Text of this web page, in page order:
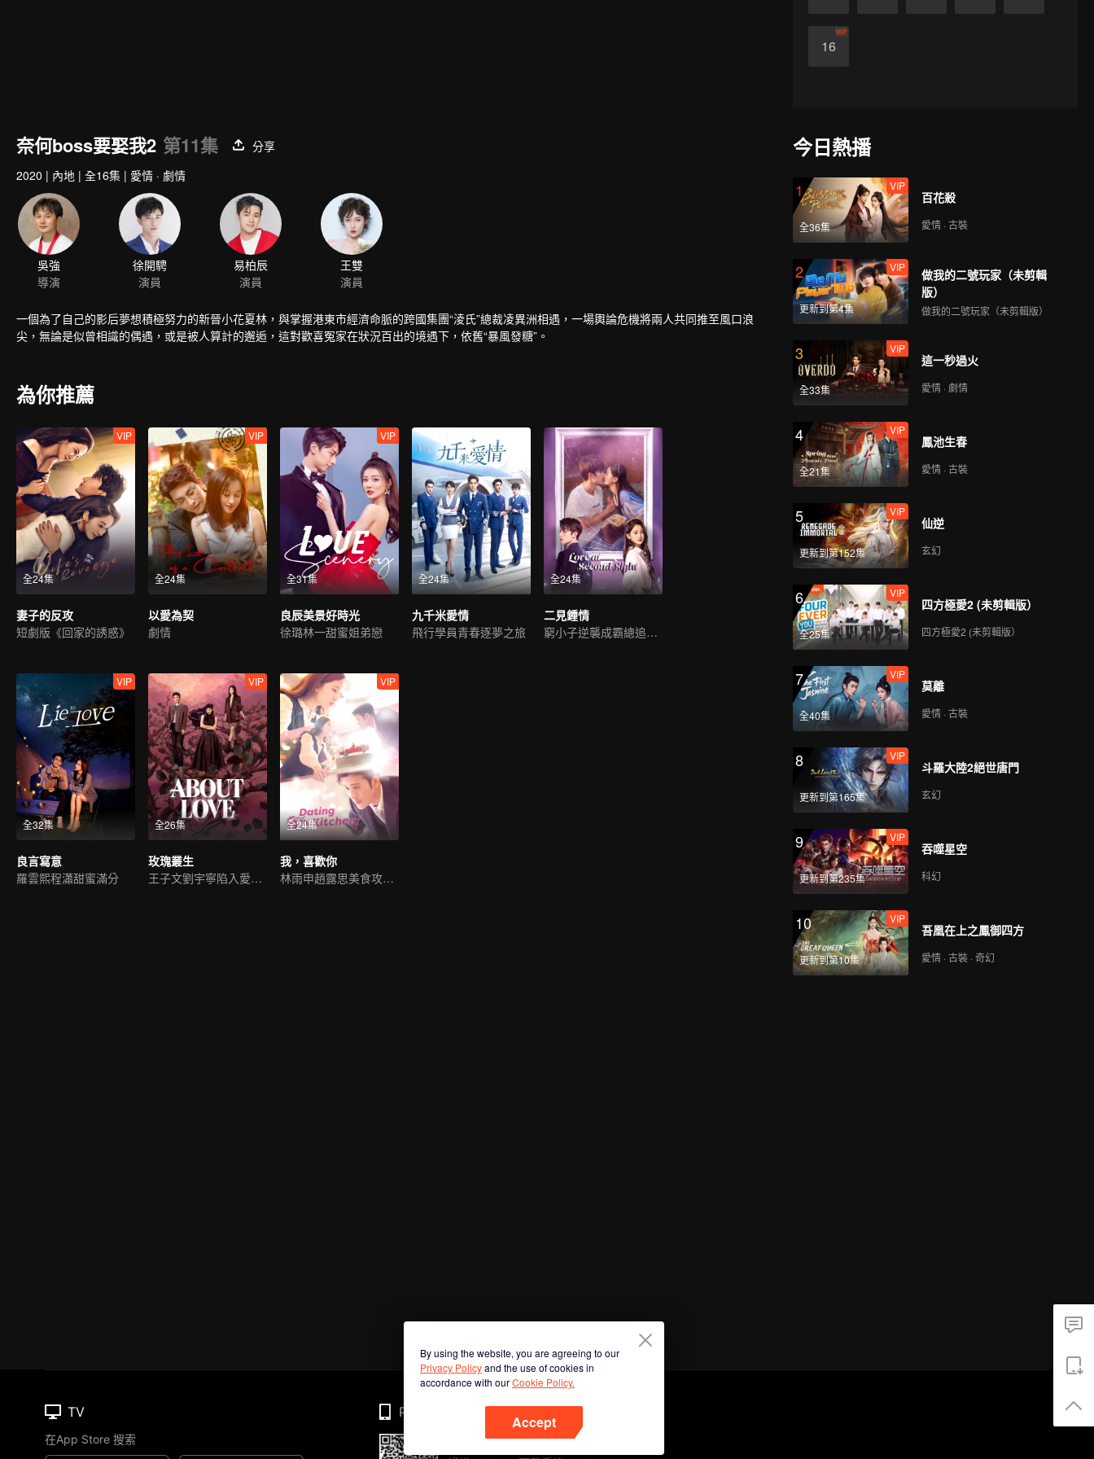
16
VIP
奈何boss要娶我2 第11集
分享
2020 | 內地 | 全16集 | 愛情 · 劇情
吳強
導演
徐開騁
演員
易柏辰
演員
王雙
演員
一個為了自己的影后夢想積極努力的新晉小花夏林，與掌握港東市經濟命脈的跨國集團“淩氏”總裁凌異洲相遇，一場輿論危機將兩人共同推至風口浪
尖，無論是似曾相識的偶遇，或是被人算計的邂逅，這對歡喜冤家在狀況百出的境遇下，依舊“暴風發糖”。
為你推薦
全24集
VIP
妻子的反攻
短劇版《回家的誘惑》
全24集
VIP
以愛為契
劇情
全31集
VIP
良辰美景好時光
徐璐林一甜蜜姐弟戀
全24集
九千米愛情
飛行學員青春逐夢之旅
全24集
二見鍾情
窮小子逆襲成霸總追初戀
全32集
VIP
良言寫意
羅雲熙程瀟甜蜜滿分
全26集
VIP
玫瑰叢生
王子文劉宇寧陷入愛情迷霧
全24集
VIP
我，喜歡你
林雨申趙露思美食攻心甜愛來襲
今日熱播
1
全36集
VIP
百花殺
愛情 · 古裝
2
更新到第4集
VIP
做我的二號玩家（未剪輯
版）
做我的二號玩家（未剪輯版）
3
全33集
VIP
這一秒過火
愛情 · 劇情
4
全21集
VIP
鳳池生春
愛情 · 古裝
5
更新到第152集
VIP
仙逆
玄幻
6
全25集
VIP
四方極愛2 (未剪輯版）
四方極愛2 (未剪輯版）
7
全40集
VIP
莫離
愛情 · 古裝
8
更新到第165集
VIP
斗羅大陸2絕世唐門
玄幻
9
更新到第235集
VIP
吞噬星空
科幻
10
更新到第10集
VIP
吾凰在上之鳳御四方
愛情 · 古裝 · 奇幻
By using the website, you are agreeing to our
Privacy Policyand the use of cookies in
accordance with ourCookie Policy.
Accept
TV
在App Store 搜索
Phone